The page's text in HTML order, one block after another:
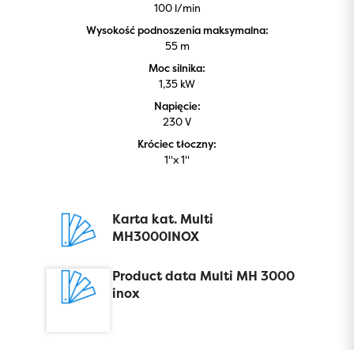
100 l/min
Wysokość podnoszenia maksymalna:
55 m
Moc silnika:
1,35 kW
Napięcie:
230 V
Króciec tłoczny:
1''x 1''
Karta kat. Multi
MH3000INOX
Product data Multi MH 3000
inox